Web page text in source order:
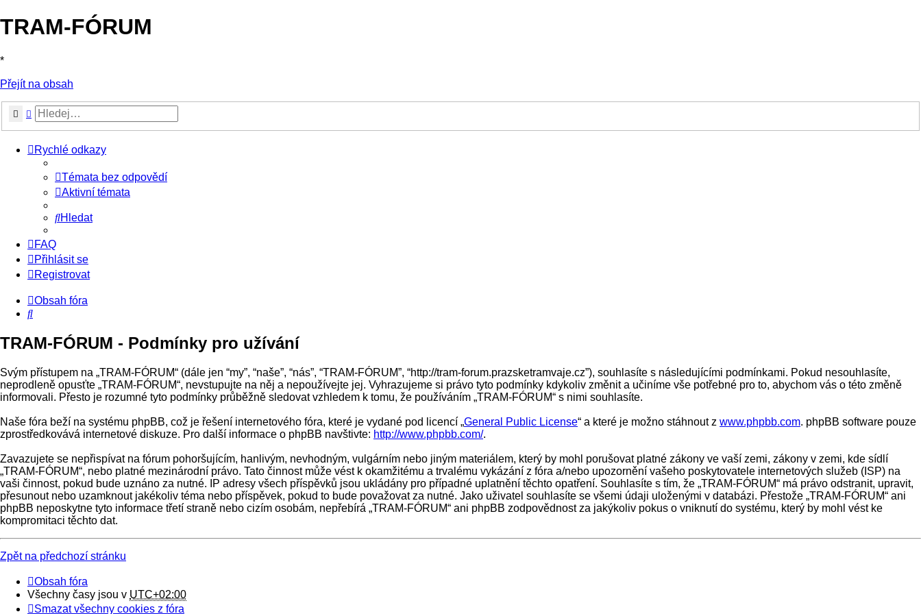
TRAM-FÓRUM
*
Přejít na obsah
HledatPokročilé hledání
Rychlé odkazy
Témata bez odpovědí
Aktivní témata
Hledat
FAQ
Přihlásit se
Registrovat
Obsah fóra
Hledat
TRAM-FÓRUM - Podmínky pro užívání
Svým přístupem na „TRAM-FÓRUM“ (dále jen “my”, “naše”, “nás”, “TRAM-FÓRUM”, “http://tram-forum.prazsketramvaje.cz”), souhlasíte s následujícími podmínkami. Pokud nesouhlasíte,
neprodleně opusťte „TRAM-FÓRUM“, nevstupujte na něj a nepoužívejte jej. Vyhrazujeme si právo tyto podmínky kdykoliv změnit a učiníme vše potřebné pro to, abychom vás o této změně
informovali. Přesto je rozumné tyto podmínky průběžně sledovat vzhledem k tomu, že používáním „TRAM-FÓRUM“ s nimi souhlasíte.
Naše fóra beží na systému phpBB, což je řešení internetového fóra, které je vydané pod licencí „General Public License“ a které je možno stáhnout z www.phpbb.com. phpBB software pouze
zprostředkovává internetové diskuze. Pro další informace o phpBB navštivte: http://www.phpbb.com/.
Zavazujete se nepřispívat na fórum pohoršujícím, hanlivým, nevhodným, vulgárním nebo jiným materiálem, který by mohl porušovat platné zákony ve vaší zemi, zákony v zemi, kde sídlí
„TRAM-FÓRUM“, nebo platné mezinárodní právo. Tato činnost může vést k okamžitému a trvalému vykázání z fóra a/nebo upozornění vašeho poskytovatele internetových služeb (ISP) na
vaši činnost, pokud bude uznáno za nutné. IP adresy všech příspěvků jsou ukládány pro případné uplatnění těchto opatření. Souhlasíte s tím, že „TRAM-FÓRUM“ má právo odstranit, upravit,
přesunout nebo uzamknout jakékoliv téma nebo příspěvek, pokud to bude považovat za nutné. Jako uživatel souhlasíte se všemi údaji uloženými v databázi. Přestože „TRAM-FÓRUM“ ani
phpBB neposkytne tyto informace třetí straně nebo cizím osobám, nepřebírá „TRAM-FÓRUM“ ani phpBB zodpovědnost za jakýkoliv pokus o vniknutí do systému, který by mohl vést ke
kompromitaci těchto dat.
Zpět na předchozí stránku
Obsah fóra
Všechny časy jsou v UTC+02:00
Smazat všechny cookies z fóra